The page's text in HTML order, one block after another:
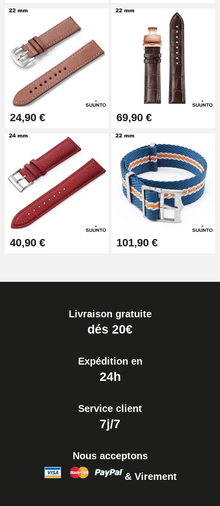
24,90 € 69,90 €
40,90 € 101,90 €
Livraison gratuite
dés 20€
Expédition en
24h
Service client
7j/7
Nous acceptons
& Virement